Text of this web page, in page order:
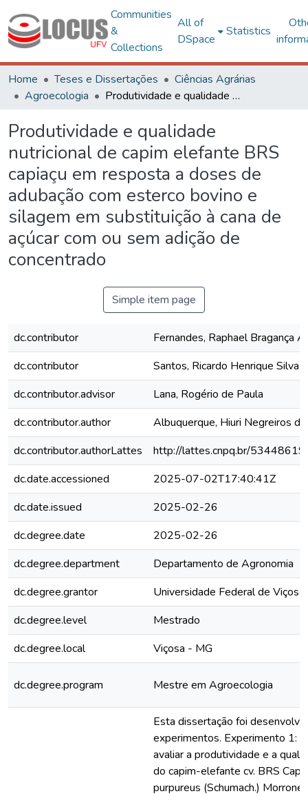
Communities
&
Collections
All of
DSpace
Statistics
Home Teses e Dissertações
Ciências Agrárias
Agroecologia
Produtividade e qualidade nutricional de capim elefante BRS capiaçu em resposta a doses de adubação com esterco bovino e silagem em substituição à cana de açúcar com ou sem adição de concentrado
Produtividade e qualidade
nutricional de capim elefante BRS
capiaçu em resposta a doses de
adubação com esterco bovino e
silagem em substituição à cana de
açúcar com ou sem adição de
concentrado
Simple item page
dc.contributor
Fernandes, Raphael Bragança
dc.contributor
Santos, Ricardo Henrique Silva
dc.contributor.advisor
Lana, Rogério de Paula
dc.contributor.author
Albuquerque, Hiuri Negreiros de
dc.contributor.authorLattes
http://lattes.cnpq.br/
dc.date.accessioned
2025-07-02T17:40:41Z
dc.date.issued
2025-02-26
dc.degree.date
2025-02-26
dc.degree.department
Departamento de Agronomia
dc.degree.grantor
Universidade Federal de Viçosa
dc.degree.level
Mestrado
dc.degree.local
Viçosa - MG
dc.degree.program Mestre em Agroecologia
Esta dissertação foi
experimentos. Experimento 1:
avaliar a produtividade e a
do capim-elefante cv. BRS
purpureus (Schumach.)